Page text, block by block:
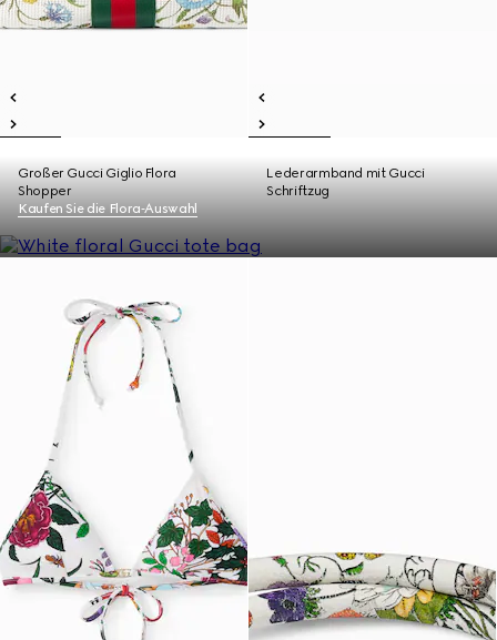
Großer Gucci Giglio Flora
Shopper
Lederarmband mit Gucci
Schriftzug
Kaufen Sie die Flora‑Auswahl